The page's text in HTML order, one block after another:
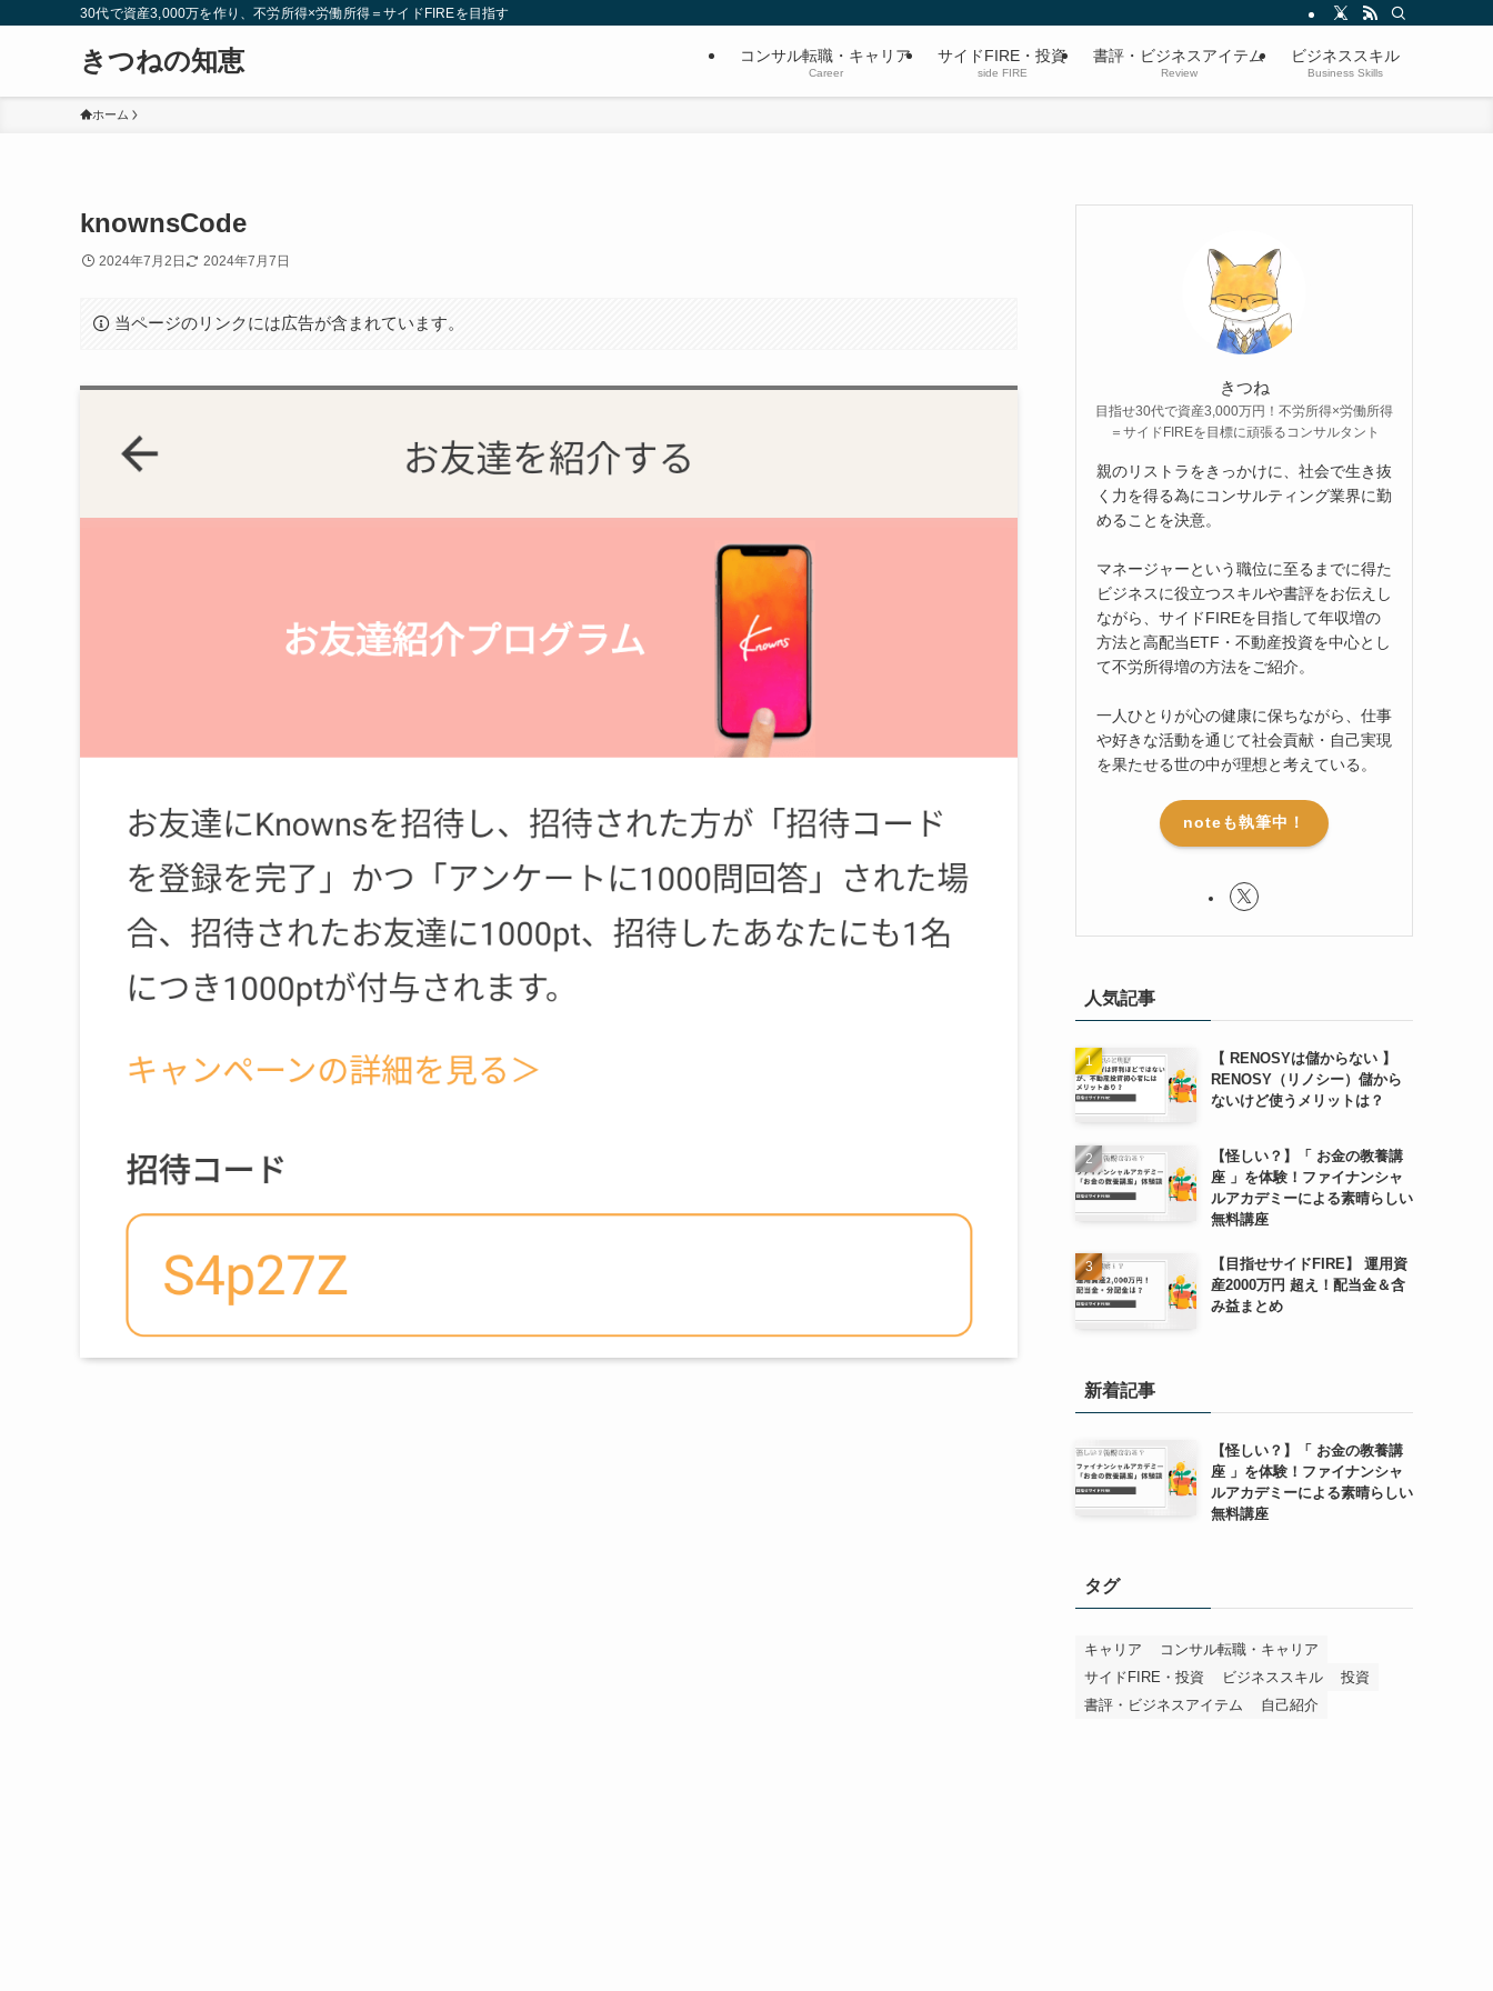
30代で資産3,000万を作り、不労所得×労働所得＝サイドFIREを目指す
きつねの知恵 コンサル転職・キャリア
Career
サイドFIRE・投資
side FIRE
書評・ビジネスアイテム
Review
ビジネススキル
Business Skills
ホーム
knownsCode
2024年7月2日 2024年7月7日
当ページのリンクには広告が含まれています。
きつね
目指せ30代で資産3,000万円！不労所得×労働所得
＝サイドFIREを目標に頑張るコンサルタント
親のリストラをきっかけに、社会で生き抜
く力を得る為にコンサルティング業界に勤
めることを決意。
マネージャーという職位に至るまでに得た
ビジネスに役立つスキルや書評をお伝えし
ながら、サイドFIREを目指して年収増の
方法と高配当ETF・不動産投資を中心とし
て不労所得増の方法をご紹介。
一人ひとりが心の健康に保ちながら、仕事
や好きな活動を通じて社会貢献・自己実現
を果たせる世の中が理想と考えている。
noteも執筆中！
人気記事
【 RENOSYは儲からない 】
RENOSY（リノシー）儲から
ないけど使うメリットは？
【怪しい？】「 お金の教養講
座 」を体験！ファイナンシャ
ルアカデミーによる素晴らしい
無料講座
【目指せサイドFIRE】 運用資
産2000万円 超え！配当金＆含
み益まとめ
新着記事
【怪しい？】「 お金の教養講
座 」を体験！ファイナンシャ
ルアカデミーによる素晴らしい
無料講座
タグ
キャリア
コンサル転職・キャリア
サイドFIRE・投資
ビジネススキル
投資
書評・ビジネスアイテム
自己紹介